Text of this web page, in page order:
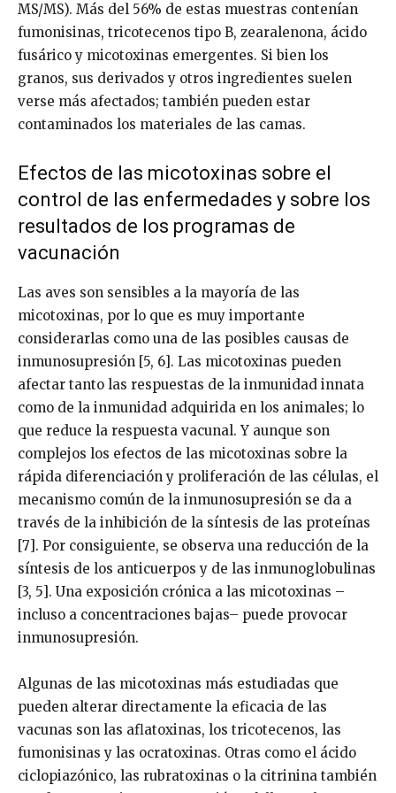
MS/MS). Más del 56% de estas muestras contenían
fumonisinas, tricotecenos tipo B, zearalenona, ácido
fusárico y micotoxinas emergentes. Si bien los
granos, sus derivados y otros ingredientes suelen
verse más afectados; también pueden estar
contaminados los materiales de las camas.
Efectos de las micotoxinas sobre el
control de las enfermedades y sobre los
resultados de los programas de
vacunación
Las aves son sensibles a la mayoría de las
micotoxinas, por lo que es muy importante
considerarlas como una de las posibles causas de
inmunosupresión [5, 6]. Las micotoxinas pueden
afectar tanto las respuestas de la inmunidad innata
como de la inmunidad adquirida en los animales; lo
que reduce la respuesta vacunal. Y aunque son
complejos los efectos de las micotoxinas sobre la
rápida diferenciación y proliferación de las células, el
mecanismo común de la inmunosupresión se da a
través de la inhibición de la síntesis de las proteínas
[7]. Por consiguiente, se observa una reducción de la
síntesis de los anticuerpos y de las inmunoglobulinas
[3, 5]. Una exposición crónica a las micotoxinas –
incluso a concentraciones bajas– puede provocar
inmunosupresión.
Algunas de las micotoxinas más estudiadas que
pueden alterar directamente la eficacia de las
vacunas son las aflatoxinas, los tricotecenos, las
fumonisinas y las ocratoxinas. Otras como el ácido
ciclopiazónico, las rubratoxinas o la citrinina también